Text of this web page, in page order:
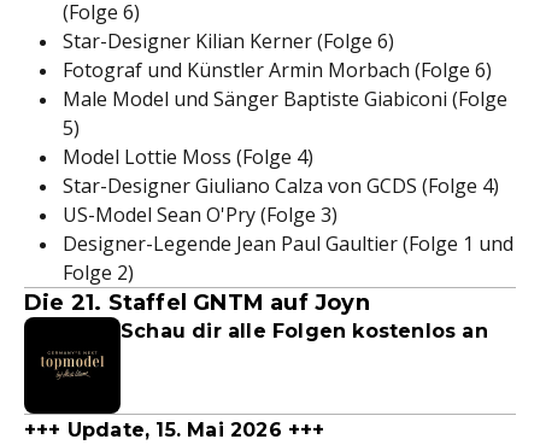
(Folge 6)
Star-Designer Kilian Kerner (Folge 6)
Fotograf und Künstler Armin Morbach (Folge 6)
Male Model und Sänger Baptiste Giabiconi (Folge
5)
Model Lottie Moss (Folge 4)
Star-Designer Giuliano Calza von GCDS (Folge 4)
US-Model Sean O'Pry (Folge 3)
Designer-Legende Jean Paul Gaultier (Folge 1 und
Folge 2)
Die 21. Staffel GNTM auf Joyn
Schau dir alle Folgen kostenlos an
+++ Update, 15. Mai 2026 +++